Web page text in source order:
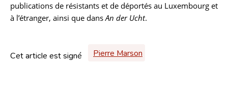
publications de résistants et de déportés au Luxembourg et
à l’étranger, ainsi que dansAn der Ucht.
Cet article est signé Pierre Marson